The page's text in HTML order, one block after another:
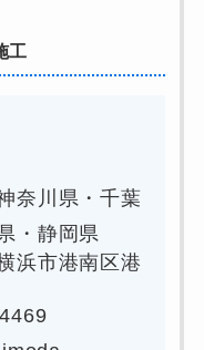
工
奈川県・千葉
・静岡県
浜市港南区港